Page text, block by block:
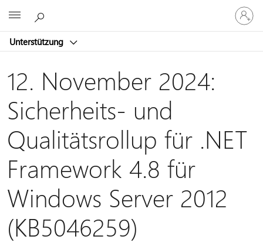
Unterstützung
Bei
Ihrem
Konto
12. November 2024:
Sicherheits- und
Qualitätsrollup für .NET
Framework 4.8 für
Windows Server 2012
(KB5046259)